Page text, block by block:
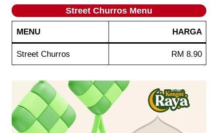
Street Churros Menu
MENU HARGA
Street Churros RM 8.90